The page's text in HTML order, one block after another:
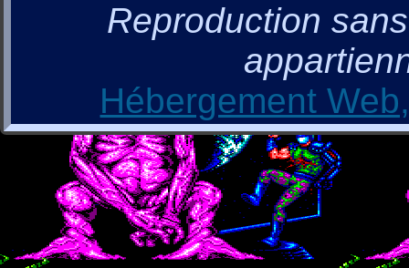
Reproduction
Hébergement